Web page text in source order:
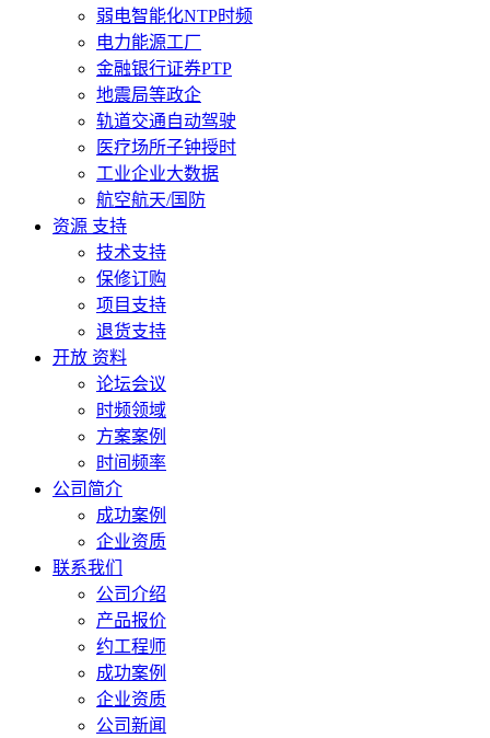
弱电智能化NTP时频
电力能源工厂
金融银行证券PTP
地震局等政企
轨道交通自动驾驶
医疗场所子钟授时
工业企业大数据
航空航天/国防
资源 支持
技术支持
保修订购
项目支持
退货支持
开放 资料
论坛会议
时频领域
方案案例
时间频率
公司简介
成功案例
企业资质
联系我们
公司介绍
产品报价
约工程师
成功案例
企业资质
公司新闻